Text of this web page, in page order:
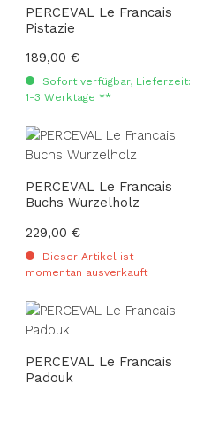
PERCEVAL Le Francais
Pistazie
Regulärer Preis:
189,00 €
Sofort verfügbar, Lieferzeit:
1-3 Werktage **
PERCEVAL Le Francais
Buchs Wurzelholz
Regulärer Preis:
229,00 €
Dieser Artikel ist
momentan ausverkauft
PERCEVAL Le Francais
Padouk